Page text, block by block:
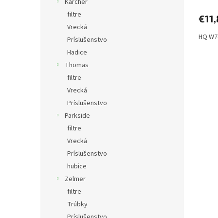
Karcher
filtre
Vrecká
Príslušenstvo
Hadice
Thomas
filtre
Vrecká
Príslušenstvo
Parkside
filtre
Vrecká
Príslušenstvo
hubice
Zelmer
filtre
Trúbky
HQ